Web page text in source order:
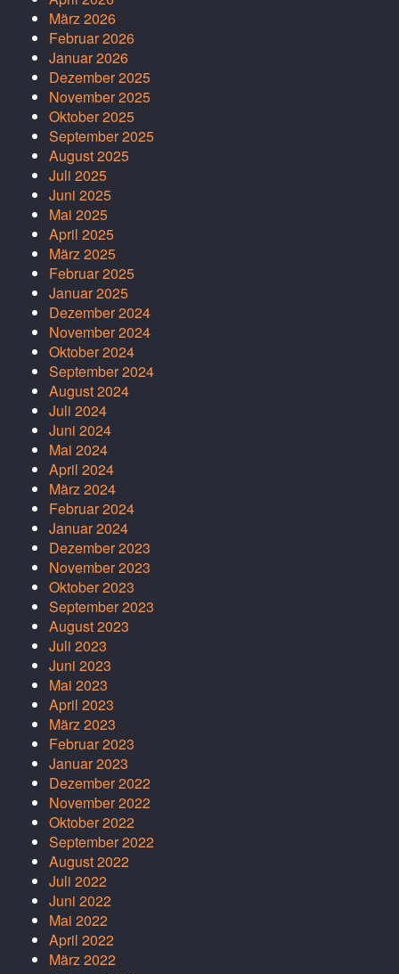
März 2026
Februar 2026
Januar 2026
Dezember 2025
November 2025
Oktober 2025
September 2025
August 2025
Juli 2025
Juni 2025
Mai 2025
April 2025
März 2025
Februar 2025
Januar 2025
Dezember 2024
November 2024
Oktober 2024
September 2024
August 2024
Juli 2024
Juni 2024
Mai 2024
April 2024
März 2024
Februar 2024
Januar 2024
Dezember 2023
November 2023
Oktober 2023
September 2023
August 2023
Juli 2023
Juni 2023
Mai 2023
April 2023
März 2023
Februar 2023
Januar 2023
Dezember 2022
November 2022
Oktober 2022
September 2022
August 2022
Juli 2022
Juni 2022
Mai 2022
April 2022
März 2022